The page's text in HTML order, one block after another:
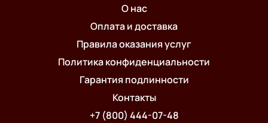
О нас
Оплата и доставка
Правила оказания услуг
Политика конфиденциальности
Гарантия подлинности
Контакты
+7 (800) 444-07-48